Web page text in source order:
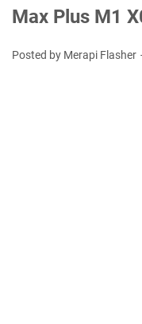
Max Plus M1
Posted by Merapi Flasher